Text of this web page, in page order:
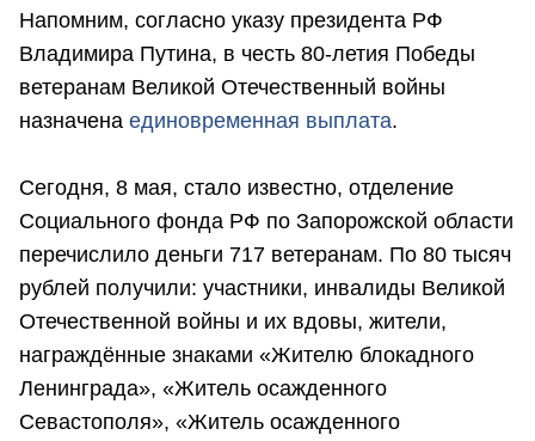
Напомним, согласно указу президента РФ
Владимира Путина, в честь 80-летия Победы
ветеранам Великой Отечественный войны
назначена единовременная выплата.
Сегодня, 8 мая, стало известно, отделение
Социального фонда РФ по Запорожской области
перечислило деньги 717 ветеранам. По 80 тысяч
рублей получили: участники, инвалиды Великой
Отечественной войны и их вдовы, жители,
награждённые знаками «Жителю блокадного
Ленинграда», «Житель осажденного
Севастополя», «Житель осажденного